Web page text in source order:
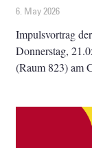
6. May 2026
Impulsvortrag
Donnerstag,
(Raum 823) am